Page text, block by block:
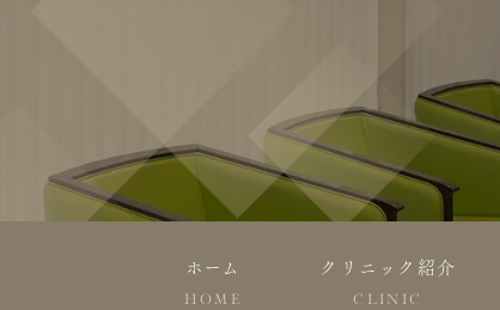
ホーム
HOME
クリニック紹介
CLINIC